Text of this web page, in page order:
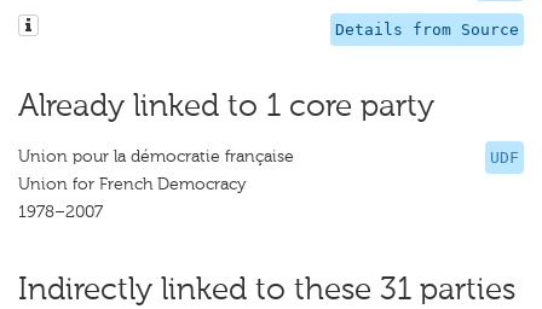
Details from Source
Already linked to 1 core party
UDF
Union pour la démocratie française
Union for French Democracy
1978–2007
Indirectly linked to these 31 parties